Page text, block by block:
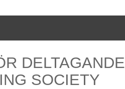
SOCIETY